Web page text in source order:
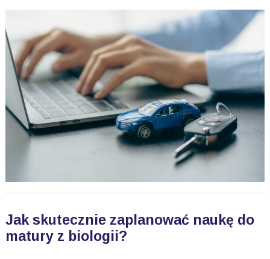
Jak skutecznie zaplanować naukę do
matury z biologii?